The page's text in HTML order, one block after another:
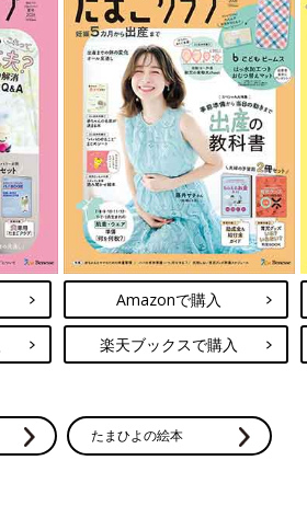
Amazonで購入
楽天ブックスで購入
たまひよの絵本